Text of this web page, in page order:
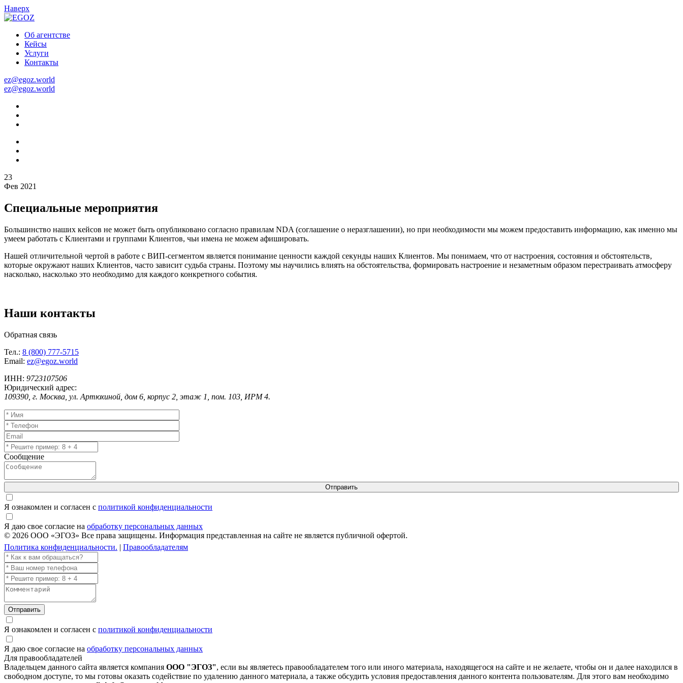
Наверх
Об агентстве
Кейсы
Услуги
Контакты
ez@egoz.world
ez@egoz.world
23
Фев 2021
Специальные мероприятия
Большинство наших кейсов не может быть опубликовано согласно правилам NDA (соглашение о неразглашении), но при необходимости мы можем предоставить информацию, как именно мы
умеем работать с Клиентами и группами Клиентов, чьи имена не можем афишировать.
Нашей отличительной чертой в работе с ВИП-сегментом является понимание ценности каждой секунды наших Клиентов. Мы понимаем, что от настроения, состояния и обстоятельств,
которые окружают наших Клиентов, часто зависит судьба страны. Поэтому мы научились влиять на обстоятельства, формировать настроение и незаметным образом перестраивать атмосферу
насколько, насколько это необходимо для каждого конкретного события.
Наши контакты
Обратная связь
Тел.: 8 (800) 777-5715
Email: ez@egoz.world
ИНН: 9723107506
Юридический адрес:
109390, г. Москва, ул. Артюхиной, дом 6, корпус 2, этаж 1, пом. 103, ИРМ 4.
Сообщение
Отправить
Я ознакомлен и согласен с политикой конфиденциальности
Я даю свое согласие на обработку персональных данных
© 2026 ООО «ЭГОЗ» Все права защищены. Информация представленная на сайте не является публичной офертой.
Политика конфиденциальности. | Правообладателям
Отправить
Я ознакомлен и согласен с политикой конфиденциальности
Я даю свое согласие на обработку персональных данных
Для правообладателей
Владельцем данного сайта является компания ООО "ЭГОЗ", если вы являетесь правообладателем того или иного материала, находящегося на сайте и не желаете, чтобы он и далее находился в
свободном доступе, то мы готовы оказать содействие по удалению данного материала, а также обсудить условия предоставления данного контента пользователям. Для этого вам необходимо